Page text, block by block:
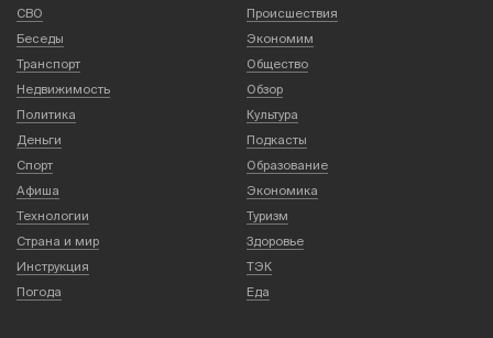
СВО
Происшествия
Беседы
Экономим
Транспорт
Общество
Недвижимость
Обзор
Политика
Культура
Деньги
Подкасты
Спорт
Образование
Афиша
Экономика
Технологии
Туризм
Страна и мир
Здоровье
Инструкция
ТЭК
Погода
Еда